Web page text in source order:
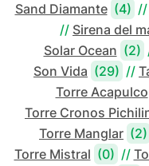
Sand Diamante (4) //
// Sirena del
Solar Ocean (2)
Son Vida (29) //
Torre Acapulco
Torre Cronos
Torre Manglar (2)
Torre Mistral (0) //